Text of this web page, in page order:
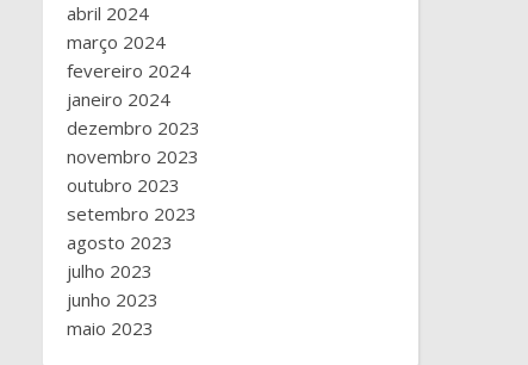
abril 2024
março 2024
fevereiro 2024
janeiro 2024
dezembro 2023
novembro 2023
outubro 2023
setembro 2023
agosto 2023
julho 2023
junho 2023
maio 2023